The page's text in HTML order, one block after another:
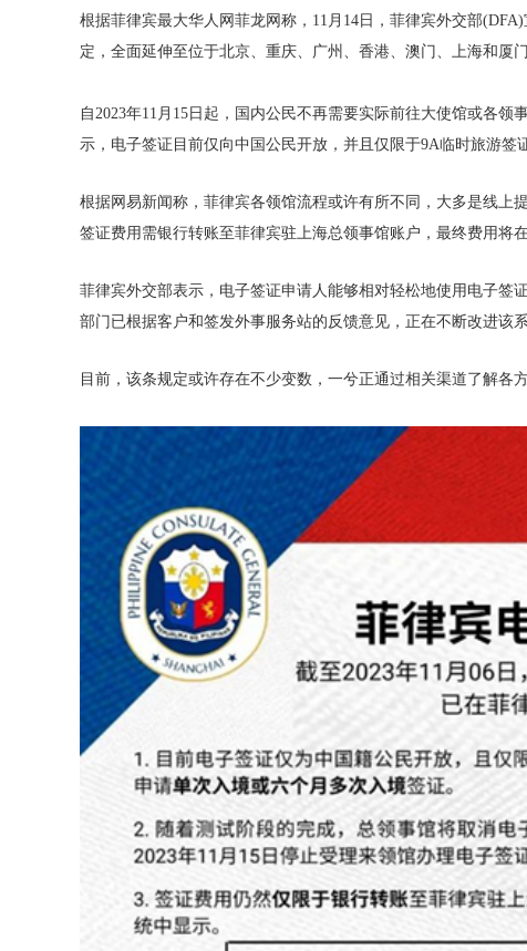
根据菲律宾最大华人网菲龙网称，11月14日，菲律宾外交部
定，全面延伸至位于北京、重庆、广州、香港、澳门、上海和厦
自2023年11月15日起，国内公民不再需要实际前往大使馆或各领
示，电子签证目前仅向中国公民开放，并且仅限于9A临时旅游签
根据网易新闻称，菲律宾各领馆流程或许有所不同，大多是线上
签证费用需银行转账至菲律宾驻上海总领事馆账户，最终费用将
菲律宾外交部表示，电子签证申请人能够相对轻松地使用电子签
部门已根据客户和签发外事服务站的反馈意见，正在不断改进该系
目前，该条规定或许存在不少变数，一兮正通过相关渠道了解各